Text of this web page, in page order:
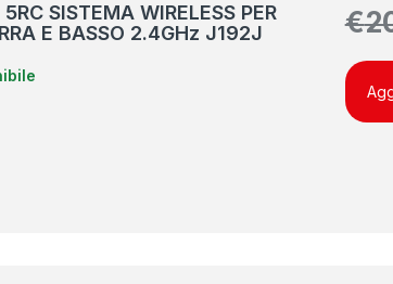
SISTEMA WIRELESS PER
E BASSO 2.4GHz J192J
€